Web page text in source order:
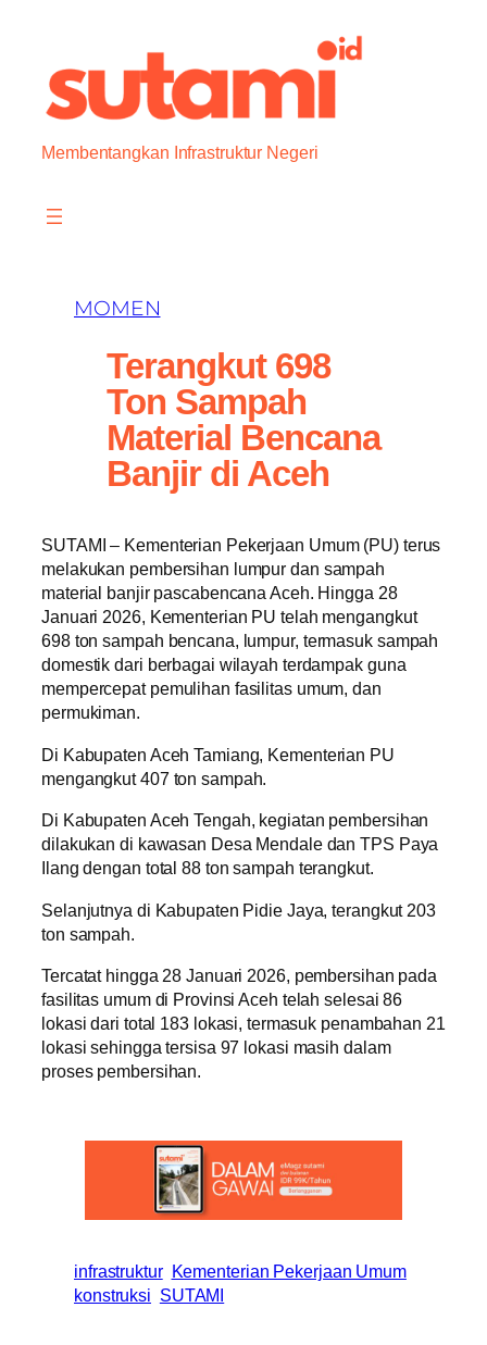
content
Membentangkan Infrastruktur Negeri
MOMEN
Terangkut 698
Ton Sampah
Material Bencana
Banjir di Aceh
SUTAMI – Kementerian Pekerjaan Umum (PU) terus
melakukan pembersihan lumpur dan sampah
material banjir pascabencana Aceh. Hingga 28
Januari 2026, Kementerian PU telah mengangkut
698 ton sampah bencana, lumpur, termasuk sampah
domestik dari berbagai wilayah terdampak guna
mempercepat pemulihan fasilitas umum, dan
permukiman.
Di Kabupaten Aceh Tamiang, Kementerian PU
mengangkut 407 ton sampah.
Di Kabupaten Aceh Tengah, kegiatan pembersihan
dilakukan di kawasan Desa Mendale dan TPS Paya
Ilang dengan total 88 ton sampah terangkut.
Selanjutnya di Kabupaten Pidie Jaya, terangkut 203
ton sampah.
Tercatat hingga 28 Januari 2026, pembersihan pada
fasilitas umum di Provinsi Aceh telah selesai 86
lokasi dari total 183 lokasi, termasuk penambahan 21
lokasi sehingga tersisa 97 lokasi masih dalam
proses pembersihan.
infrastruktur Kementerian Pekerjaan Umum
konstruksi SUTAMI